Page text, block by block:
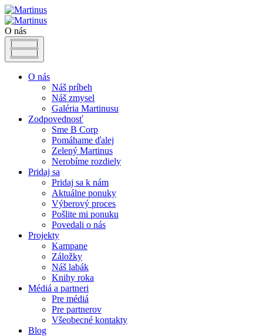
O nás
O nás
Náš príbeh
Náš zmysel
Galéria Martinusu
Zodpovednosť
Sme B Corp
Pomáhame ďalej
Zelený Martinus
Nerobíme rozdiely
Pridaj sa
Pridaj sa k nám
Aktuálne ponuky
Výberový proces
Pošlite mi ponuku
Povedali o nás
Projekty
Kampane
Záložky
Náš labák
Knihy roka
Médiá a partneri
Pre médiá
Pre partnerov
Všeobecné kontakty
Blog